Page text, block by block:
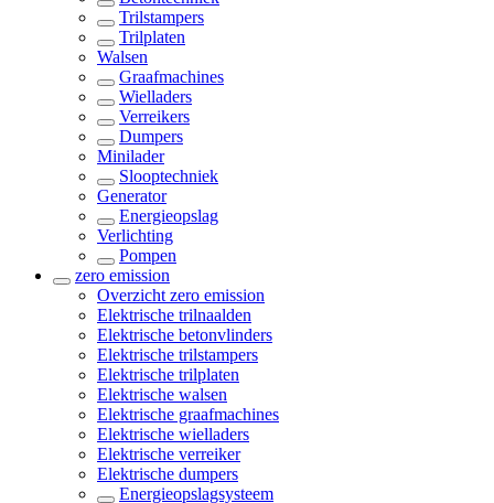
Trilstampers
Trilplaten
Walsen
Graafmachines
Wielladers
Verreikers
Dumpers
Minilader
Slooptechniek
Generator
Energieopslag
Verlichting
Pompen
zero emission
Overzicht zero emission
Elektrische trilnaalden
Elektrische betonvlinders
Elektrische trilstampers
Elektrische trilplaten
Elektrische walsen
Elektrische graafmachines
Elektrische wielladers
Elektrische verreiker
Elektrische dumpers
Energieopslagsysteem